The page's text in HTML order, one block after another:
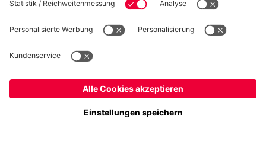
Datenschutz
Cookie Details
Preise inklusive MwSt. und zzgl. Versandkosten
© FC Bayern München AG
FC Bayern München AG, Säbener Str. 51-57, 81547 München
Ja,Deutschland, um dorthin zu liefern!
Nein,Global, um dorthin zu liefern!